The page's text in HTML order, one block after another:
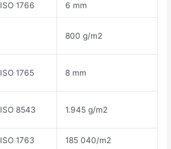
ISO 1766 6 mm
800 g/m2
ISO 1765 8 mm
ISO 8543 1.945 g/m2
ISO 1763 185 040/m2